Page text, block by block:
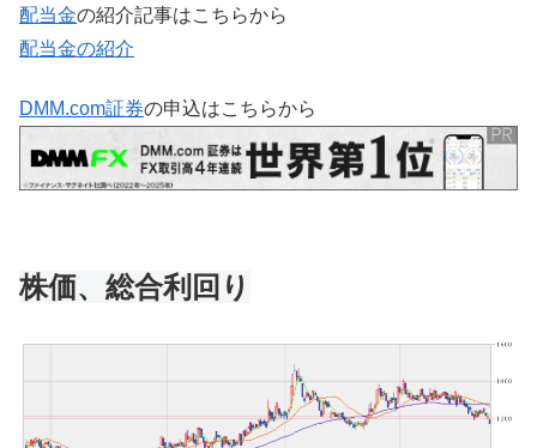
配当金の紹介記事はこちらから
配当金の紹介
DMM.com証券の申込はこちらから
株価、総合利回り